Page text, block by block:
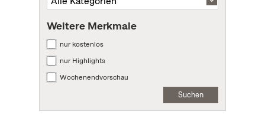
Weitere Merkmale
nur kostenlos
nur Highlights
Wochenendvorschau
Suchen